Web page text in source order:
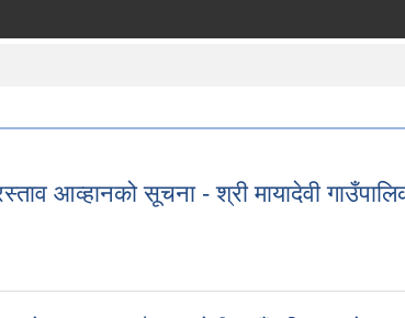
आव्हानको सूचना - श्री मायादेवी